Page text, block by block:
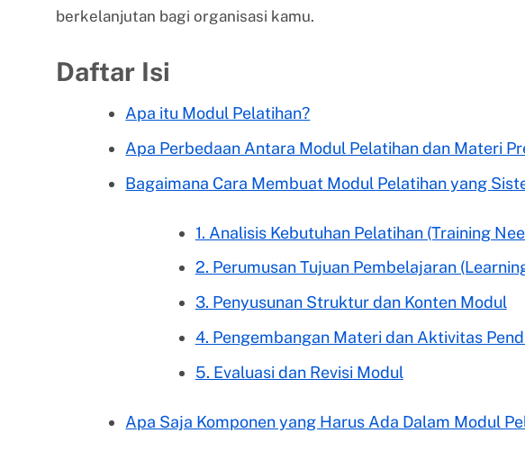
berkelanjutan bagi organisasi kamu.
Daftar Isi
Apa itu Modul Pelatihan?
Apa Perbedaan Antara Modul Pelatihan dan Materi
Bagaimana Cara Membuat Modul Pelatihan yang
1. Analisis Kebutuhan Pelatihan (Training
2. Perumusan Tujuan Pembelajaran
3. Penyusunan Struktur dan Konten Modul
4. Pengembangan Materi dan Aktivitas
5. Evaluasi dan Revisi Modul
Apa Saja Komponen yang Harus Ada Dalam Modul